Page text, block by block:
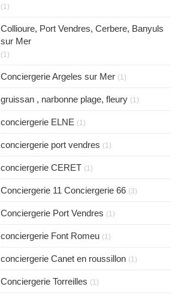
(1)
Collioure, Port Vendres, Cerbere, Banyuls
sur Mer
(1)
Conciergerie Argeles sur Mer (1)
gruissan , narbonne plage, fleury (1)
conciergerie ELNE (1)
conciergerie port vendres (1)
conciergerie CERET (1)
Conciergerie 11 Conciergerie 66 (3)
Conciergerie Port Vendres (1)
conciergerie Font Romeu (1)
conciergerie Canet en roussillon (1)
Conciergerie Torreilles (1)